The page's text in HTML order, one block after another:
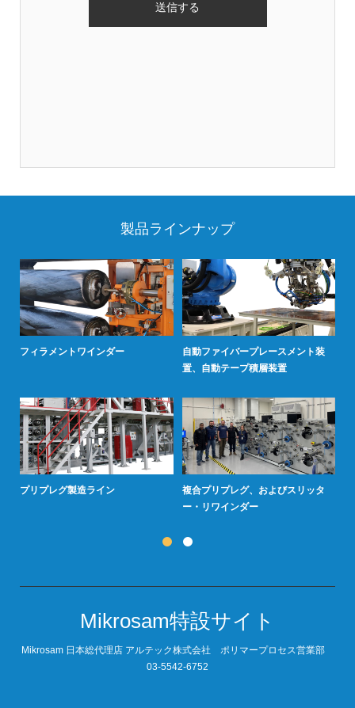
製品ラインナップ
フィラメントワインダー
自動ファイバープレースメント装
置、自動テープ積層装置
プリプレグ製造ライン
複合プリプレグ、およびスリッタ
ー・リワインダー
Mikrosam特設サイト
Mikrosam 日本総代理店 アルテック株式会社 ポリマープロセス営業部
03-5542-6752